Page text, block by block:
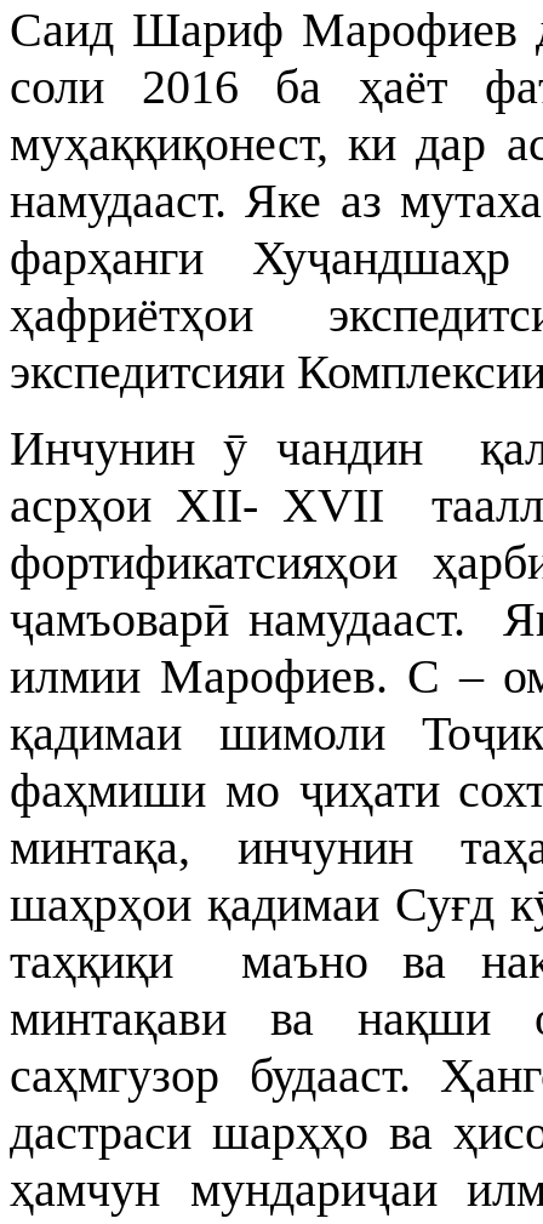
Саид Шариф Марофиев
соли 2016 ба ҳаёт
муҳаққиқонест, ки дар
намудааст. Яке аз
фарҳанги
ҳафриётҳои
экспедитсияи
Инчунин ӯ чандин
асрҳои XII- XVII
фортификатсияҳои
ҷамъоварӣ намудааст.
илмии Марофиев. С –
қадимаи шимоли
фаҳмиши мо ҷиҳати
минтақа, инчунин
шаҳрҳои қадимаи Суғд
таҳқиқи маъно ва
минтақави ва нақши
саҳмгузор будааст.
дастраси шарҳҳо ва
ҳамчун мундариҷаи